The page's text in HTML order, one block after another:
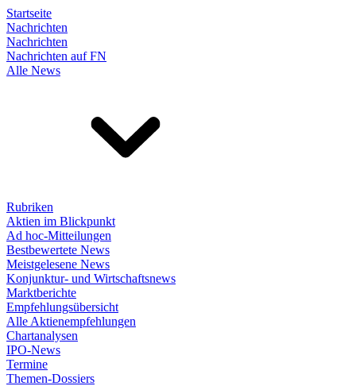
Startseite
Nachrichten
Nachrichten
Nachrichten auf FN
Alle News
Rubriken
Aktien im Blickpunkt
Ad hoc-Mitteilungen
Bestbewertete News
Meistgelesene News
Konjunktur- und Wirtschaftsnews
Marktberichte
Empfehlungsübersicht
Alle Aktienempfehlungen
Chartanalysen
IPO-News
Termine
Themen-Dossiers